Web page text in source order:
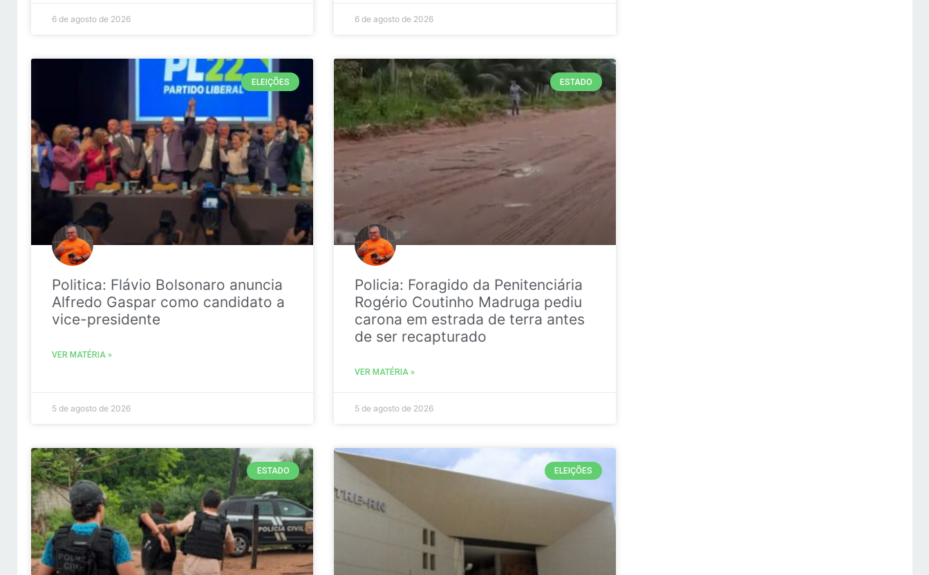
6 de agosto de 2026 6 de agosto de 2026
ELEIÇÕES
Politica: Flávio Bolsonaro anuncia
Alfredo Gaspar como candidato a
vice-presidente
VER MATÉRIA »
5 de agosto de 2026
ESTADO
Policia: Foragido da Penitenciária
Rogério Coutinho Madruga pediu
carona em estrada de terra antes
de ser recapturado
VER MATÉRIA »
5 de agosto de 2026
ESTADO ELEIÇÕES